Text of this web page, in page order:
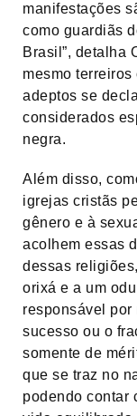
manifestações
como guardiãs
Brasil”, detalha
mesmo
adeptos se
considerados
negra.
Além disso,
igrejas cristãs
gênero e à
acolhem essas
dessas
orixá e a um
responsável por
sucesso ou o
somente de
que se traz no
podendo contar